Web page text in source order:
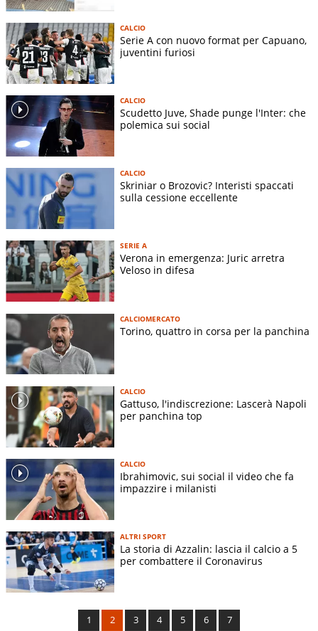
CALCIO
Serie A con nuovo format per Capuano,
juventini furiosi
CALCIO
Scudetto Juve, Shade punge l'Inter: che
polemica sui social
CALCIO
Skriniar o Brozovic? Interisti spaccati
sulla cessione eccellente
SERIE A
Verona in emergenza: Juric arretra
Veloso in difesa
CALCIOMERCATO
Torino, quattro in corsa per la panchina
CALCIO
Gattuso, l'indiscrezione: Lascerà Napoli
per panchina top
CALCIO
Ibrahimovic, sui social il video che fa
impazzire i milanisti
ALTRI SPORT
La storia di Azzalin: lascia il calcio a 5
per combattere il Coronavirus
1 2 3 4 5 6 7